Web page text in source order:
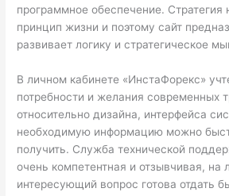
программное обеспечение. Стратегия
принцип жизни и поэтому сайт
развивает логику и стратегическое
В личном кабинете «ИнстаФорекс»
потребности и желания современных
относительно дизайна, интерфейса
необходимую информацию можно
получить. Служба технической
очень компетентная и отзывчивая, на
интересующий вопрос готова отдать